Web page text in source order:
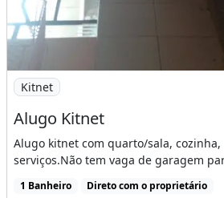
Imagem: Alugo Kitnet
Kitnet
Alugo Kitnet
Alugo kitnet com quarto/sala,
serviços.Não tem vaga de garagem
1 Banheiro Direto com o proprietário